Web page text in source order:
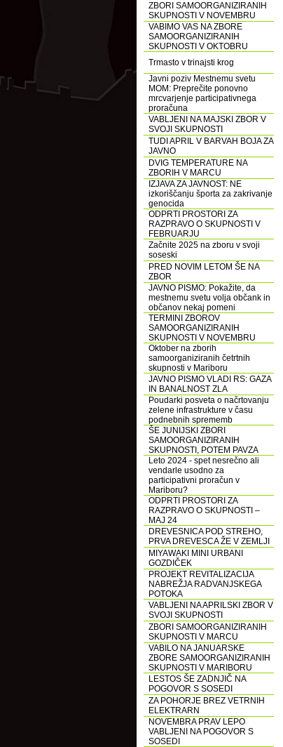
ZBORI SAMOORGANIZIRANIH
SKUPNOSTI V NOVEMBRU
VABIMO VAS NA ZBORE
SAMOORGANIZIRANIH
SKUPNOSTI V OKTOBRU
Trmasto v trinajsti krog
Javni poziv Mestnemu svetu
MOM: Preprečite ponovno
mrcvarjenje participativnega
proračuna
VABLJENI NA MAJSKI ZBOR V
SVOJI SKUPNOSTI
TUDI APRIL V BARVAH BOJA ZA
JAVNO
DVIG TEMPERATURE NA
ZBORIH V MARCU
IZJAVA ZA JAVNOST: NE
izkoriščanju športa za zakrivanje
genocida
ODPRTI PROSTORI ZA
RAZPRAVO O SKUPNOSTI V
FEBRUARJU
Začnite 2025 na zboru v svoji
soseski
PRED NOVIM LETOM ŠE NA
ZBOR
JAVNO PISMO: Pokažite, da
mestnemu svetu volja občank in
občanov nekaj pomeni
TERMINI ZBOROV
SAMOORGANIZIRANIH
SKUPNOSTI V NOVEMBRU
Oktober na zborih
samoorganiziranih četrtnih
skupnosti v Mariboru
JAVNO PISMO VLADI RS: GAZA
IN BANALNOST ZLA
Poudarki posveta o načrtovanju
zelene infrastrukture v času
podnebnih sprememb
ŠE JUNIJSKI ZBORI
SAMOORGANIZIRANIH
SKUPNOSTI, POTEM PAVZA
Leto 2024 - spet nesrečno ali
vendarle usodno za
participativni proračun v
Mariboru?
ODPRTI PROSTORI ZA
RAZPRAVO O SKUPNOSTI –
MAJ 24
DREVESNICA POD STREHO,
PRVA DREVESCA ŽE V ZEMLJI
MIYAWAKI MINI URBANI
GOZDIČEK
PROJEKT REVITALIZACIJA
NABREŽJA RADVANJSKEGA
POTOKA
VABLJENI NA APRILSKI ZBOR V
SVOJI SKUPNOSTI
ZBORI SAMOORGANIZIRANIH
SKUPNOSTI V MARCU
VABILO NA JANUARSKE
ZBORE SAMOORGANIZIRANIH
SKUPNOSTI V MARIBORU
LESTOS ŠE ZADNJIČ NA
POGOVOR S SOSEDI
ZA POHORJE BREZ VETRNIH
ELEKTRARN
NOVEMBRA PRAV LEPO
VABLJENI NA POGOVOR S
SOSEDI